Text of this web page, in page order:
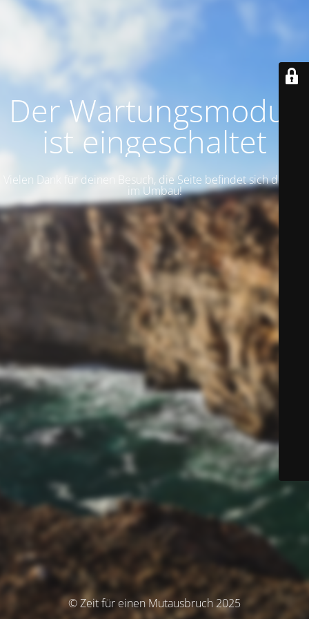
Der Wartungsmodus
ist eingeschaltet
Vielen Dank für deinen Besuch, die Seite befindet sich derzeit
im Umbau!
© Zeit für einen Mutausbruch 2025